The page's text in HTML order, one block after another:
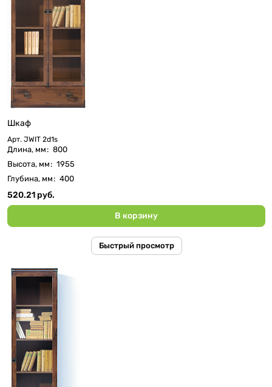
Шкаф
Арт. JWIT 2d1s
Длина, мм: 800
Высота, мм: 1955
Глубина, мм: 400
520.21 руб.
В корзину
Быстрый просмотр